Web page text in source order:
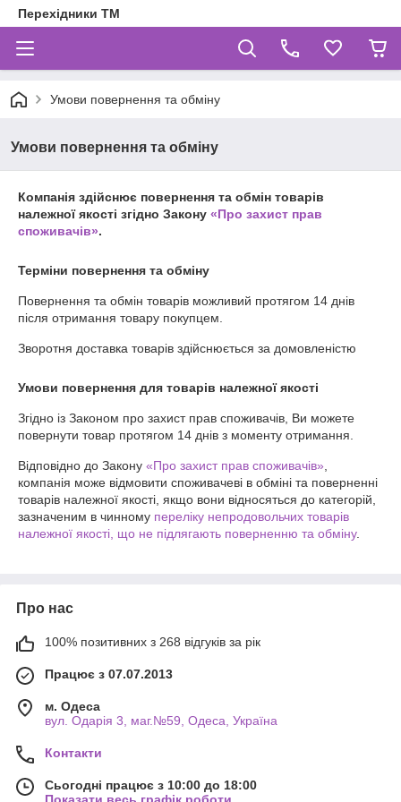
Перехідники ТМ
Умови повернення та обміну
Умови повернення та обміну
Компанія здійснює повернення та обмін товарів
належної якості згідно Закону «Про захист прав
споживачів».
Терміни повернення та обміну
Повернення та обмін товарів можливий протягом 14 днів
після отримання товару покупцем.
Зворотня доставка товарів здійснюється за домовленістю
Умови повернення для товарів належної якості
Згідно із Законом про захист прав споживачів, Ви можете
повернути товар протягом 14 днів з моменту отримання.
Відповідно до Закону «Про захист прав споживачів»
компанія може відмовити споживачеві в обміні та поверненні
товарів належної якості, якщо вони відносяться до категорій,
зазначеним в чинному переліку непродовольчих товарів
належної якості, що не підлягають поверненню та обміну.
Про нас
100% позитивних з 268 відгуків за рік
Працює з 07.07.2013
м. Одеса
вул. Одарiя 3, маг.№59, Одеса, Україна
Контакти
Сьогодні працює з 10:00 до 18:00